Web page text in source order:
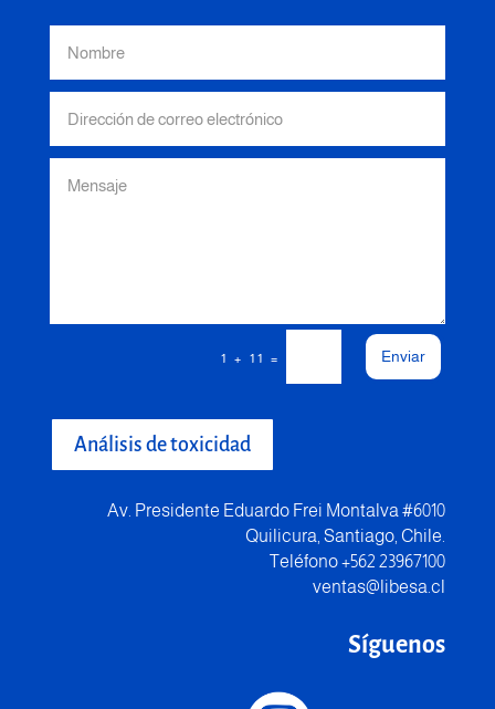
1 + 11 = Enviar
Análisis de toxicidad
Av. Presidente Eduardo Frei Montalva #6010
Quilicura, Santiago, Chile.
Teléfono +562 23967100
ventas@libesa.cl
Síguenos